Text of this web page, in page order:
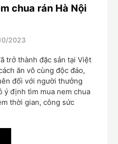
chua rán Hà Nội
2023
trở thành đặc sản tại Việt
ăn vô cùng độc đáo,
đối với người thưởng
ý định tìm mua nem chua
thời gian, công sức